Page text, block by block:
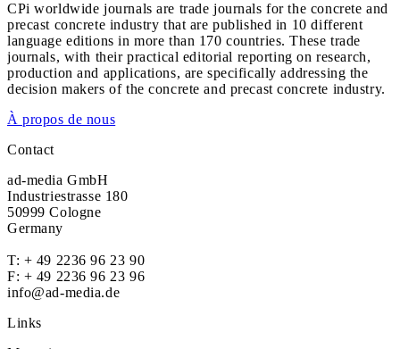
CPi worldwide journals are trade journals for the concrete and
precast concrete industry that are published in 10 different
language editions in more than 170 countries. These trade
journals, with their practical editorial reporting on research,
production and applications, are specifically addressing the
decision makers of the concrete and precast concrete industry.
À propos de nous
Contact
ad-media GmbH
Industriestrasse 180
50999 Cologne
Germany
T: + 49 2236 96 23 90
F: + 49 2236 96 23 96
info@ad-media.de
Links